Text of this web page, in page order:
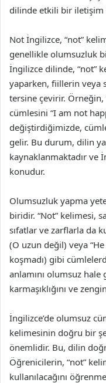
dilinde etkili bir iletişim
Not İngilizce, “not”
genellikle olumsuzluk
İngilizce dilinde, “not”
yaparken, fiillerin veya
tersine çevirir.
cümlesini “I am not
değiştirdiğimizde,
gelir. Bu durum, dilin
kaynaklanmaktadır ve
konudur.
Olumsuzluk yapma
biridir. “Not” kelimesi,
sıfatlar ve zarflarla da
(O uzun değil) veya
koşmadı) gibi
anlamını olumsuz
karmaşıklığını ve
İngilizce’de olumsuz
kelimesinin doğru bir
önemlidir. Bu, dilin
Öğrenicilerin, “not”
kullanılacağını